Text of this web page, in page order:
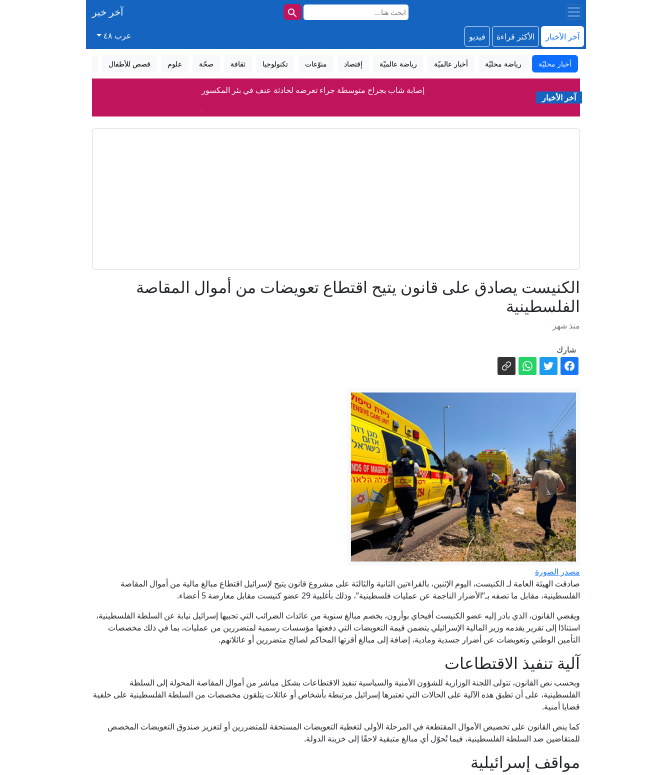
آخر خبر
آخر الأخبار الأكثر قراءة فيديو عرب ٤٨
أخبار محليّة رياضة محليّة أخبار عالميّة رياضة عالميّة إقتصاد منوّعات تكنولوجيا ثقافة صحّة علوم قصص للأطفال
آخر الأخبار
إصابة شاب بجراح متوسطة جراء تعرضه لحادثة عنف في بئر المكسور
نغم القلعاني من مجدل شمس تتحدث عن توعية الأهل وتمكينهم من أساليب تربوية حديثة
إيران.. واشنطن تتوقع اتفاقا وشيكا بشأن هرمز وبزشكيان ينفي وجود خلافات داخلية
الحوثيون يعلنون شن هجوم على "قوات سعودية في معسكر صحن الجن"
إيران.. ترمب يؤكد السيطرة على هرمز وطهران تتحدث عن اتفاق وشيك مع مسقط
حمد بن جاسم يعلق على اتفاق مكة بين السعودية وتركيا وباكستان
جهاد أزعور عن انتعاش اقتصاد سوريا: خطوات بالاتجاه الصحيح ويجب تعزيزها
بزشكيان: لا خلاف بين الحكومة والمرشد الأعلى
إيران تعلق على اتفاق الدفاع بين السعودية وتركيا وباكستان
سكان قرية بلغارية قلقون من "عواقب" توريط قريتهم في حرب إيران
مصرع الفتى محمد القريناوي جراء حادث طرق في عرعرة النقب
الكنيست يصادق على قانون يتيح اقتطاع تعويضات من أموال المقاصة
الفلسطينية
منذ شهر
شارك
مصدر الصورة
صادقت الهيئة العامة لـ الكنيست، اليوم الإثنين، بالقراءتين الثانية والثالثة على مشروع قانون يتيح لإسرائيل اقتطاع مبالغ مالية من أموال المقاصة
الفلسطينية، مقابل ما تصفه بـ”الأضرار الناجمة عن عمليات فلسطينية”، وذلك بأغلبية 29 عضو كنيست مقابل معارضة 5 أعضاء.
ويقضي القانون، الذي بادر إليه عضو الكنيست أفيحاي بوأرون، بخصم مبالغ سنوية من عائدات الضرائب التي تجبيها إسرائيل نيابة عن السلطة الفلسطينية،
استنادًا إلى تقرير يقدمه وزير المالية الإسرائيلي يتضمن قيمة التعويضات التي دفعتها مؤسسات رسمية لمتضررين من عمليات، بما في ذلك مخصصات
التأمين الوطني وتعويضات عن أضرار جسدية ومادية، إضافة إلى مبالغ أقرتها المحاكم لصالح متضررين أو عائلاتهم.
آلية تنفيذ الاقتطاعات
وبحسب نص القانون، تتولى اللجنة الوزارية للشؤون الأمنية والسياسية تنفيذ الاقتطاعات بشكل مباشر من أموال المقاصة المحولة إلى السلطة
الفلسطينية، على أن تطبق هذه الآلية على الحالات التي تعتبرها إسرائيل مرتبطة بأشخاص أو عائلات يتلقون مخصصات من السلطة الفلسطينية على خلفية
قضايا أمنية.
كما ينص القانون على تخصيص الأموال المقتطعة في المرحلة الأولى لتغطية التعويضات المستحقة للمتضررين أو لتعزيز صندوق التعويضات المخصص
للمتقاضين ضد السلطة الفلسطينية، فيما تُحوّل أي مبالغ متبقية لاحقًا إلى خزينة الدولة.
مواقف إسرائيلية